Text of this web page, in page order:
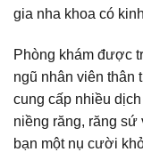
gia nha khoa có
Phòng khám được
ngũ nhân viên thân
cung cấp nhiều
niềng răng, răng sứ
bạn một nụ cười